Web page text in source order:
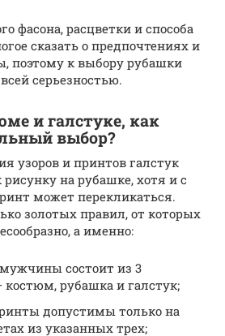
фасона, расцветки и способа
сказать о предпочтениях и
поэтому к выбору рубашки
серьезностью.
и галстуке, как
выбор?
узоров и принтов галстук
на рубашке, хотя и с
может перекликаться.
золотых правил, от которых
а именно:
состоит из 3
костюм, рубашка и галстук;
допустимы только на
из указанных трех;